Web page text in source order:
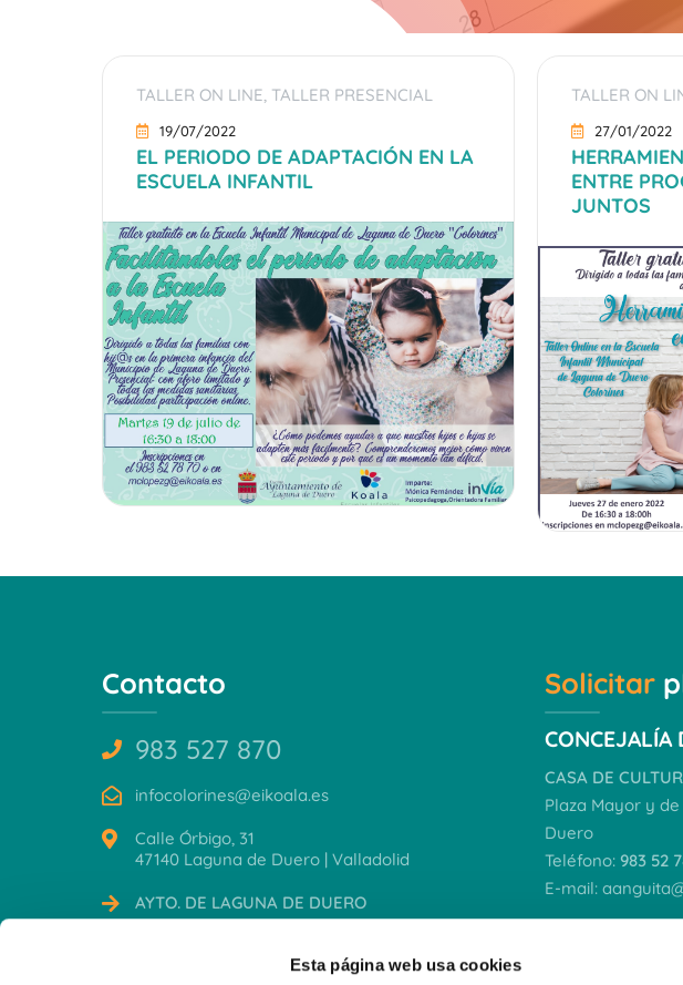
Esta página web usa cookies
TALLER ON LINE, TALLER PRESENCIAL
19/07/2022
EL PERIODO DE ADAPTACIÓN EN LA
ESCUELA INFANTIL
TALLER ON
27/01/2022
ENTRE
JUNTOS
Contacto
983 527 870
infocolorines@eikoala.es
Calle Órbigo, 31
47140 Laguna de Duero | Valladolid
AYTO. DE LAGUNA DE DUERO
Solicitar
CONCEJALÍA
CASA DE
Plaza Mayor y de
Duero
Teléfono: 983 52
E-mail: